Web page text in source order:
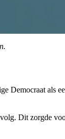
Democraat als
Dit zorgde